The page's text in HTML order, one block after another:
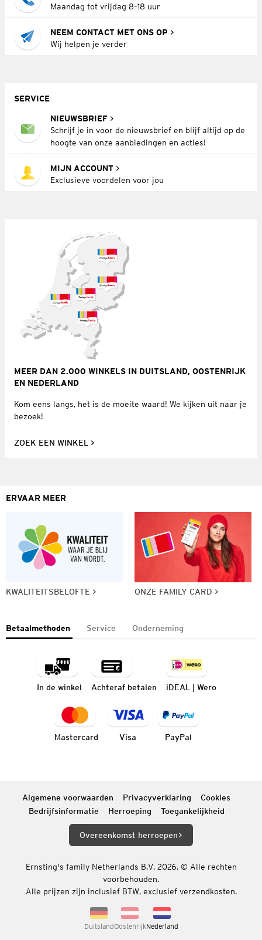
Maandag tot vrijdag 8–18 uur
NEEM CONTACT MET ONS OP
Wij helpen je verder
SERVICE
NIEUWSBRIEF
Schrijf je in voor de nieuwsbrief en blijf altijd op de
hoogte van onze aanbiedingen en acties!
MIJN ACCOUNT
Exclusieve voordelen voor jou
MEER DAN 2.000 WINKELS IN DUITSLAND, OOSTENRIJK
EN NEDERLAND
Kom eens langs, het is de moeite waard! We kijken uit naar je
bezoek!
ZOEK EEN WINKEL
ERVAAR MEER
KWALITEITSBELOFTE ONZE FAMILY CARD
Betaalmethoden Service Onderneming
In de winkel Achteraf betalen iDEAL | Wero
Mastercard Visa PayPal
Algemene voorwaarden Privacyverklaring
Cookies
Bedrijfsinformatie
Herroeping Toegankelijkheid
Overeenkomst herroepen
Ernsting's family Netherlands B.V. 2026. © Alle rechten
voorbehouden.
Alle prijzen zijn inclusief BTW, exclusief verzendkosten.
DuitslandOostenrijkNederland